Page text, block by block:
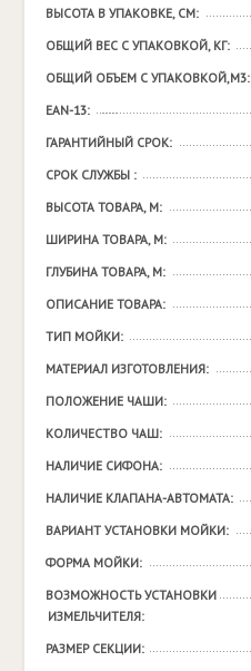
ВЫСОТА В УПАКОВКЕ, СМ:
ОБЩИЙ ВЕС С УПАКОВКОЙ, КГ:
ОБЩИЙ ОБЪЕМ С УПАКОВКОЙ,М3:
EAN-13:
ГАРАНТИЙНЫЙ СРОК:
СРОК СЛУЖБЫ :
ВЫСОТА ТОВАРА, М:
ШИРИНА ТОВАРА, М:
ГЛУБИНА ТОВАРА, М:
ОПИСАНИЕ ТОВАРА:
ТИП МОЙКИ:
МАТЕРИАЛ ИЗГОТОВЛЕНИЯ:
ПОЛОЖЕНИЕ ЧАШИ:
КОЛИЧЕСТВО ЧАШ:
НАЛИЧИЕ СИФОНА:
НАЛИЧИЕ КЛАПАНА-АВТОМАТА:
ВАРИАНТ УСТАНОВКИ МОЙКИ:
ФОРМА МОЙКИ:
ВОЗМОЖНОСТЬ УСТАНОВКИ
ИЗМЕЛЬЧИТЕЛЯ:
РАЗМЕР СЕКЦИИ: